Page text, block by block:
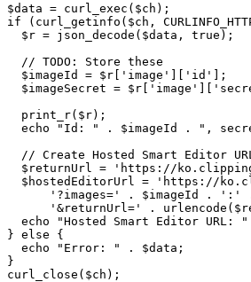
$data = curl_exec($ch);
if (curl_getinfo($ch,
  $r = json_decode($data, true);
  // TODO: Store these
  $imageId = $r['image']['id'];
$imageSecret =
  print_r($r);
echo "Id: " . $imageId . ",
  // Create Hosted Smart Editor URL
$returnUrl = 'https://
$hostedEditorUrl = 'https://
'?images=' . $imageId . ':'
'&returnUrl=' .
echo "Hosted Smart Editor URL:
} else {
  echo "Error: " . $data;
}
curl_close($ch);